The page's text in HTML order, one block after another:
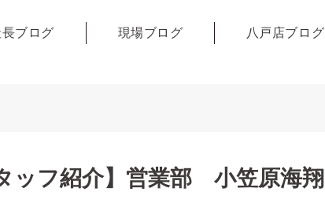
ブログ 現場ブログ 八戸店ブログ
ッフ紹介】営業部 小笠原海翔